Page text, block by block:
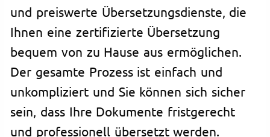
und preiswerte Übersetzungsdienste, die
Ihnen eine zertifizierte Übersetzung
bequem von zu Hause aus ermöglichen.
Der gesamte Prozess ist einfach und
unkompliziert und Sie können sich sicher
sein, dass Ihre Dokumente fristgerecht
und professionell übersetzt werden.